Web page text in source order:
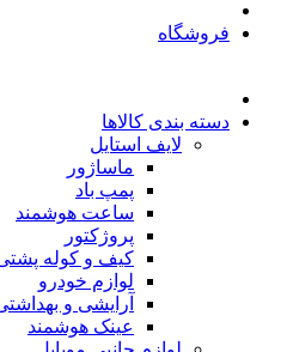
فروشگاه
دسته بندی کالاها
لایف استایل
ماساژور
پمپ باد
ساعت هوشمند
پروژکتور
کیف و کوله
لوازم خودرو
آرایشی و
عینک هوشمند